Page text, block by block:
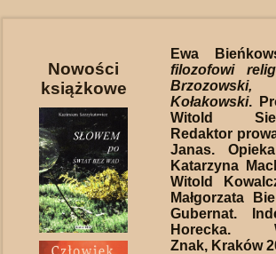
Nowości
książkowe
Ewa
filozofowi
Kołakowski.
Witold
Redaktor
Janas.
Katarzyna
Witold
Małgorzata
Gubernat.
Horecka.
Znak, Kraków